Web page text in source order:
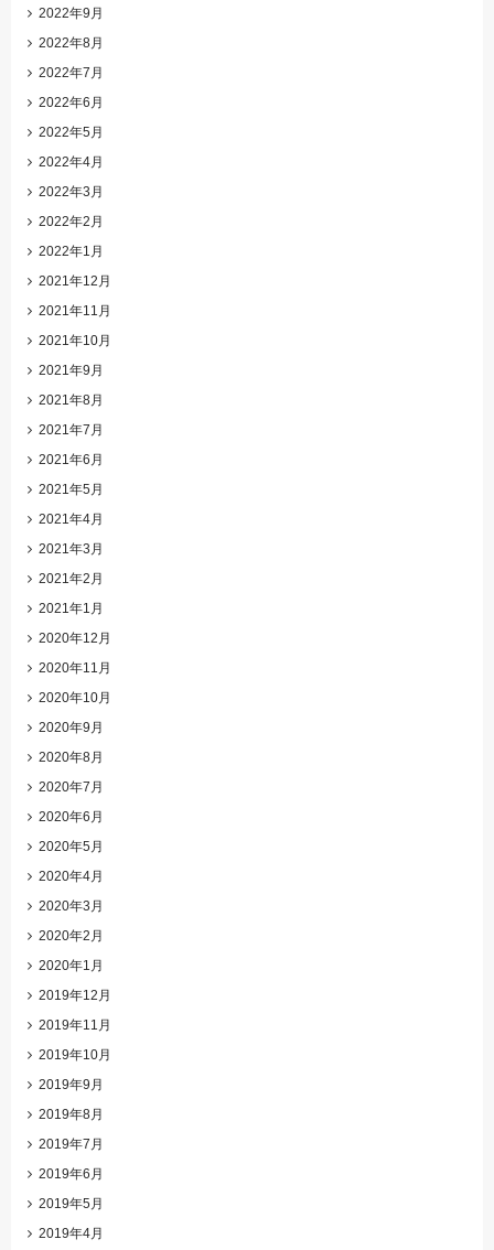
2022年9月
2022年8月
2022年7月
2022年6月
2022年5月
2022年4月
2022年3月
2022年2月
2022年1月
2021年12月
2021年11月
2021年10月
2021年9月
2021年8月
2021年7月
2021年6月
2021年5月
2021年4月
2021年3月
2021年2月
2021年1月
2020年12月
2020年11月
2020年10月
2020年9月
2020年8月
2020年7月
2020年6月
2020年5月
2020年4月
2020年3月
2020年2月
2020年1月
2019年12月
2019年11月
2019年10月
2019年9月
2019年8月
2019年7月
2019年6月
2019年5月
2019年4月